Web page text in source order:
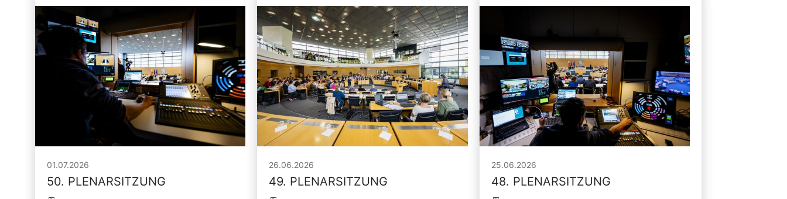
01.07.2026
50. PLENARSITZUNG
26.06.2026
49. PLENARSITZUNG
25.06.2026
48. PLENARSITZUNG